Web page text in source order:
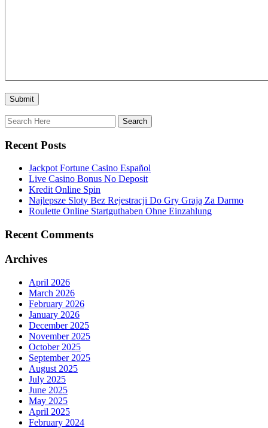
Recent Posts
Jackpot Fortune Casino Español
Live Casino Bonus No Deposit
Kredit Online Spin
Najlepsze Sloty Bez Rejestracji Do Gry Grają Za Darmo
Roulette Online Startguthaben Ohne Einzahlung
Recent Comments
Archives
April 2026
March 2026
February 2026
January 2026
December 2025
November 2025
October 2025
September 2025
August 2025
July 2025
June 2025
May 2025
April 2025
February 2024